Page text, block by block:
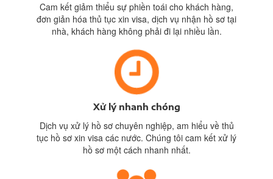
Cam kết giảm thiểu sự phiền toái cho khách hàng,
đơn giản hóa thủ tục xin visa, dịch vụ nhận hồ sơ tại
nhà, khách hàng không phải đi lại nhiều lần.
Xử lý nhanh chóng
Dịch vụ xử lý hồ sơ chuyên nghiệp, am hiểu về thủ
tục hồ sơ xin visa các nước. Chúng tôi cam kết xử lý
hồ sơ một cách nhanh nhất.